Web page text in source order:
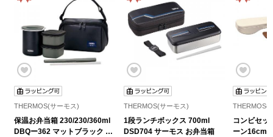
THERMOS(サーモス)
保温お弁当箱 230/230/360ml
DBQー362 マットブラック サ
THERMOS(サーモス)
1段ランチボックス 700ml
DSD704 サーモス お弁当箱
THERMOS(
コンビセッ
ーン16cm